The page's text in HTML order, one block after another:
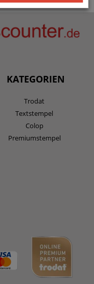
KATEGORIEN
Trodat
Textstempel
Colop
Premiumstempel